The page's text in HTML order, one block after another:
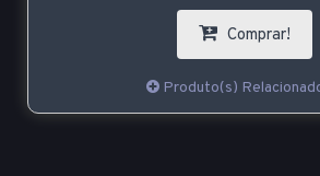
Comprar!
Produto(s)